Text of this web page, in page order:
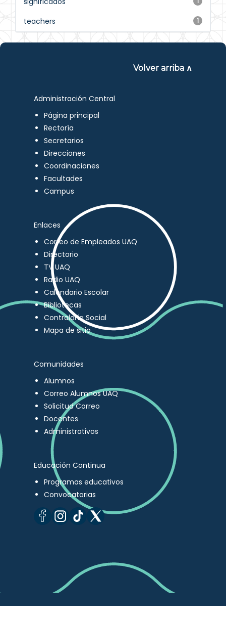
1
teachers
Volver arriba ∧
Administración Central
Página principal
Rectoría
Secretarios
Direcciones
Coordinaciones
Facultades
Campus
Enlaces
Correo de Empleados UAQ
Directorio
TV UAQ
Radio UAQ
Calendario Escolar
Bibliotecas
Contraloría Social
Mapa de sitio
Comunidades
Alumnos
Correo Alumnos UAQ
Solicitud Correo
Docentes
Administrativos
Educación Continua
Programas educativos
Convocatorias